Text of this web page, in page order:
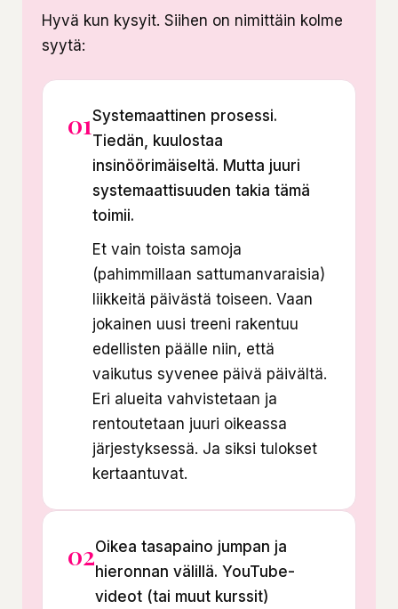
Hyvä kun kysyit. Siihen on nimittäin kolme
syytä:
01Systemaattinen prosessi.
Tiedän, kuulostaa
insinöörimäiseltä. Mutta juuri
systemaattisuuden takia tämä
toimii.
Et vain toista samoja
(pahimmillaan sattumanvaraisia)
liikkeitä päivästä toiseen. Vaan
jokainen uusi treeni rakentuu
edellisten päälle niin, että
vaikutus syvenee päivä päivältä.
Eri alueita vahvistetaan ja
rentoutetaan juuri oikeassa
järjestyksessä. Ja siksi tulokset
kertaantuvat.
02Oikea tasapaino jumpan ja
hieronnan välillä. YouTube-
videot (tai muut kurssit)